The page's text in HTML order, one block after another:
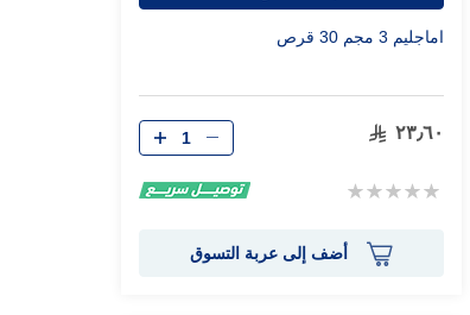
اماجليم 3 مجم 30 قرص
٢٣٫٦٠
Rating:
الكمية
أضف إلى عربة التسوق